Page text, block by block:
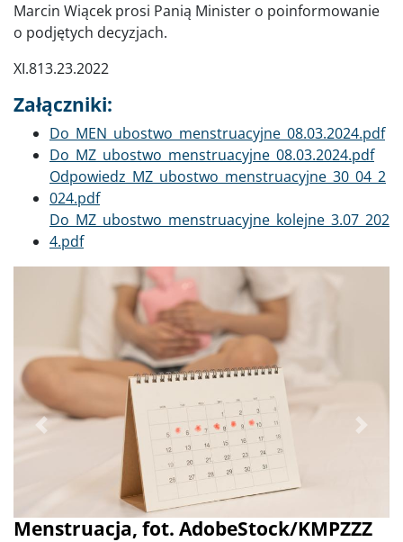
Marcin Wiącek prosi Panią Minister o poinformowanie
o podjętych decyzjach.
XI.813.23.2022
Załączniki:
Dokument
Do_MEN_ubostwo_menstruacyjne_08.03.2024.pdf
Dokument
Do_MZ_ubostwo_menstruacyjne_08.03.2024.pdf
Dokument
Odpowiedz_MZ_ubostwo_menstruacyjne_30_04_2
024.pdf
Dokument
Do_MZ_ubostwo_menstruacyjne_kolejne_3.07_202
4.pdf
Menstruacja, fot. AdobeStock/KMPZZZ
Poprzednie Dalej